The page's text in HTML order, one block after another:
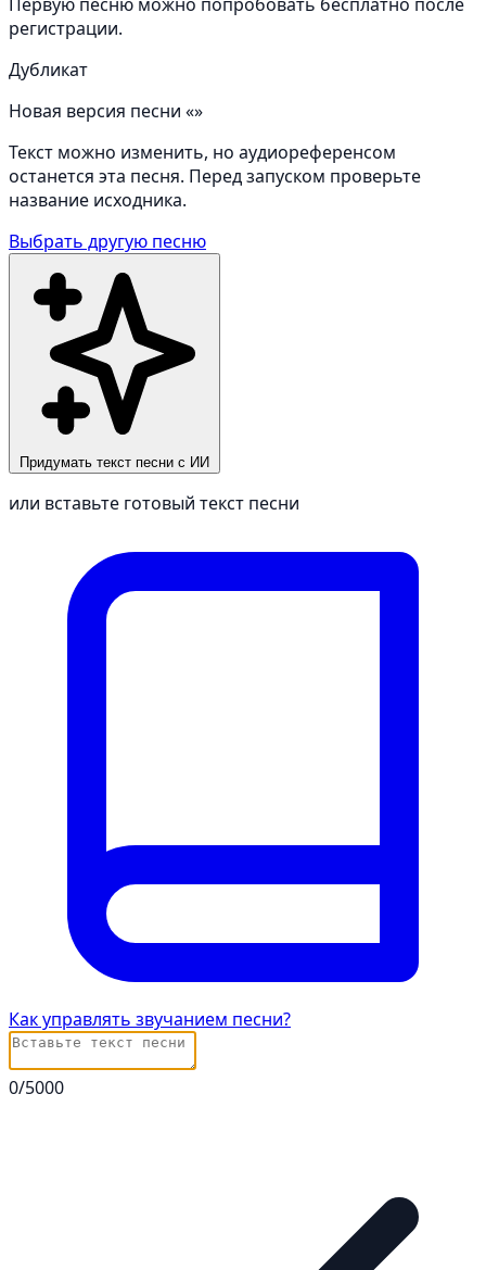
регистрации.
Дубликат
Новая версия песни «»
Текст можно изменить, но аудиореференсом
останется эта песня. Перед запуском проверьте
название исходника.
Выбрать другую песню
Придумать текст песни с ИИ
или вставьте готовый текст песни
Как управлять звучанием песни?
0/5000